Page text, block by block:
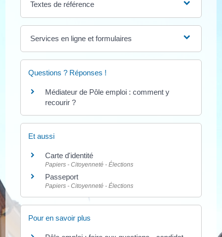
Textes de référence
Services en ligne et formulaires
Questions ? Réponses !
Médiateur de Pôle emploi : comment y
recourir ?
Et aussi
Carte d'identité
Papiers - Citoyenneté - Élections
Passeport
Papiers - Citoyenneté - Élections
Pour en savoir plus